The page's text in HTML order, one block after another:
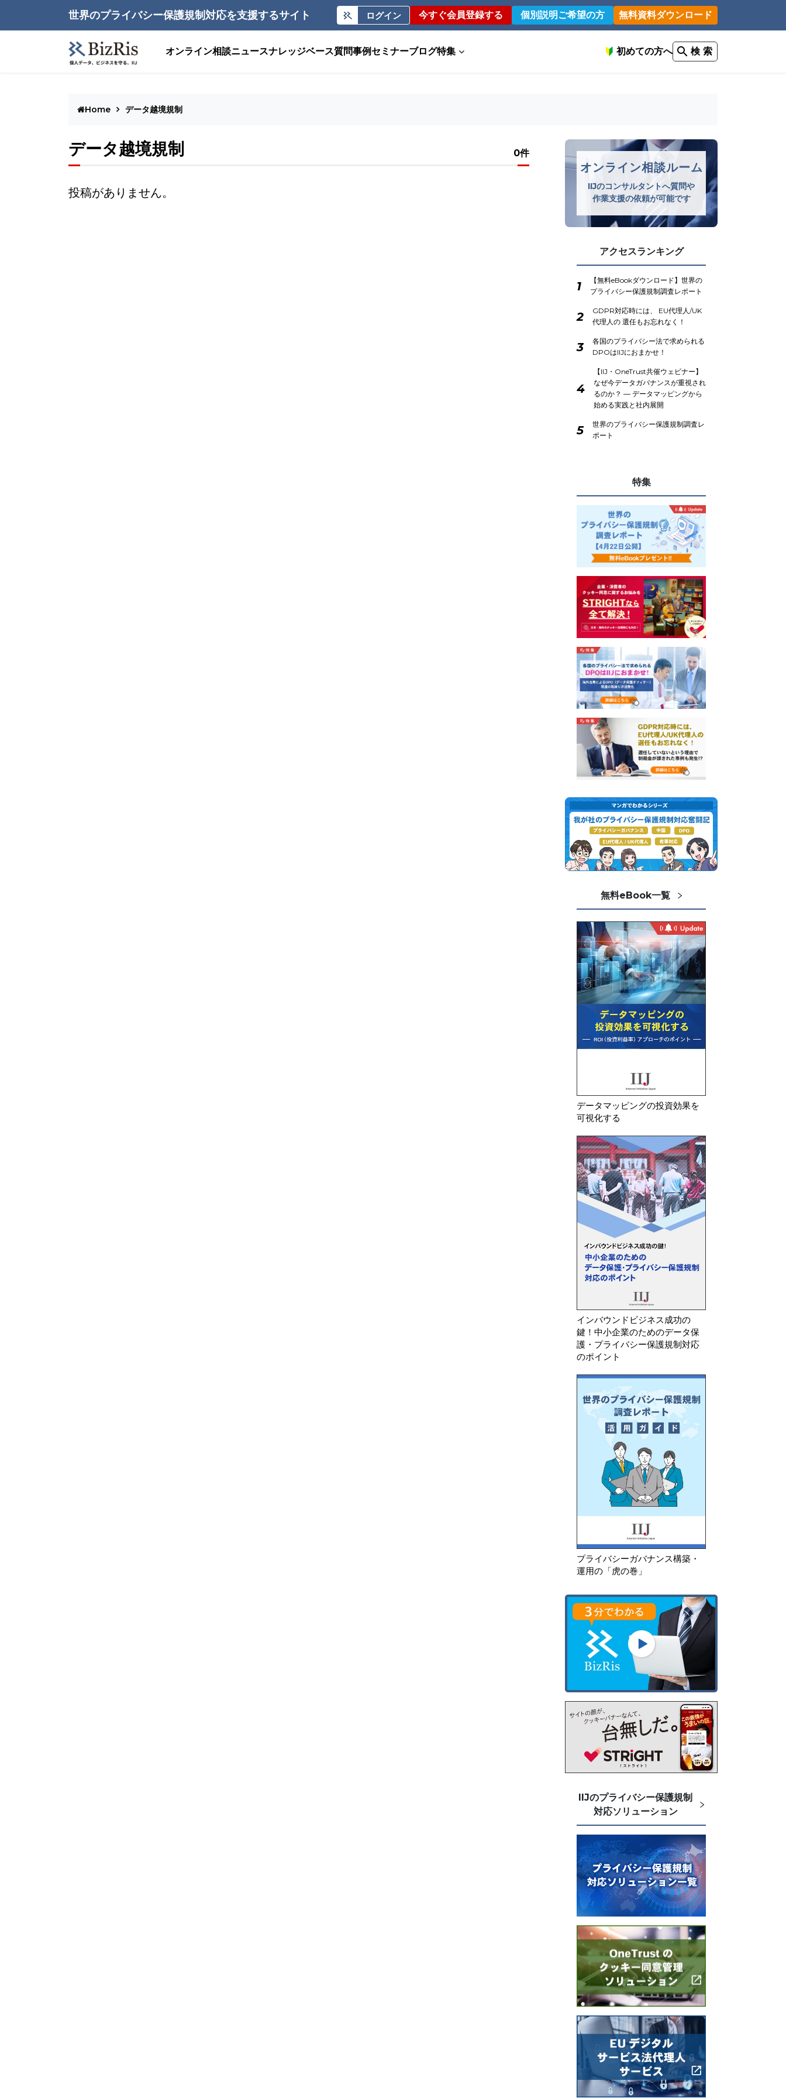
世界のプライバシー保護規制対応を支援するサイト ログイン 今すぐ会員登録する 個別説明ご希望の方 無料資料ダウンロード
オンライン相談ニュースナレッジベース質問事例 セミナーブログ特集 初めての方へ 検 索
Home データ越境規制
データ越境規制 0件
投稿がありません。
オンライン相談ルーム
IIJのコンサルタントへ質問や
作業支援の依頼が可能です
アクセスランキング
1
【無料eBookダウンロード】世界の
プライバシー保護規制調査レポート
2
GDPR対応時には、 EU代理人/UK
代理人の 選任もお忘れなく！
3
各国のプライバシー法で求められる
DPOはIIJにおまかせ！
4
【IIJ・OneTrust共催ウェビナー】
なぜ今データガバナンスが重視され
るのか？ ― データマッピングから
始める実践と社内展開
5
世界のプライバシー保護規制調査レ
ポート
特集
無料eBook一覧
データマッピングの投資効果を
可視化する
インバウンドビジネス成功の
鍵！中小企業のためのデータ保
護・プライバシー保護規制対応
のポイント
プライバシーガバナンス構築・
運用の「虎の巻」
IIJのプライバシー保護規制
対応ソリューション